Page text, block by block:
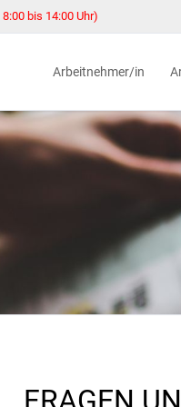
bis 14:00 Uhr)
Arbeitnehmer/in
Beratung und
Geldleistungen
Recht auf einen
Integration Point